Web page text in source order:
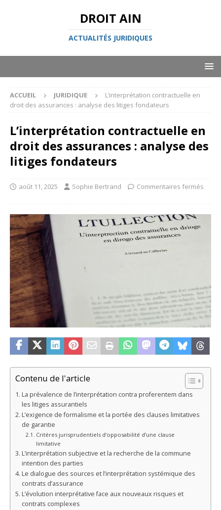
DROIT AIN
ACTUALITÉS JURIDIQUES
ACCUEIL JURIDIQUE
L’interprétation contractuelle en
droit des assurances : analyse des litiges fondateurs
L’interprétation contractuelle en
droit des assurances : analyse des
litiges fondateurs
août 11, 2025 Sophie Bertrand Commentaires fermés
Contenu de l'article
La prévalence de l’interprétation contra proferentem dans
les litiges assurantiels
L’exigence de formalisme et la portée des clauses limitatives
de garantie
Critères jurisprudentiels d’opposabilité d’une clause
limitative
L’interprétation subjective et la recherche de la commune
intention des parties
Le dialogue des sources et l’interprétation systémique des
contrats d’assurance
L’évolution interprétative face aux nouveaux risques et
contrats complexes